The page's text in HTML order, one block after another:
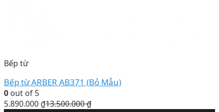
Bếp từ
Bếp từ ARBER AB371 (Bỏ Mẫu)
0 out of 5
5.890.000 ₫13.500.000₫